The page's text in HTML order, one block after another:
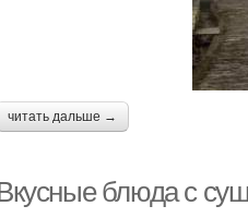
читать дальше →
блюда с